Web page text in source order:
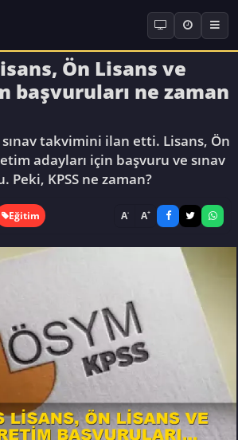
Ön Lisans ve
başvuruları ne zaman
sınav takvimini ilan etti. Lisans, Ön
adayları için başvuru ve sınav
KPSS ne zaman?
Eğitim A- A+